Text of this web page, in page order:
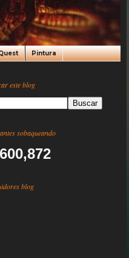
Pintura
este blog
sobaqueando
blog